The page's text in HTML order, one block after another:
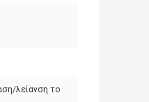
λείανση το